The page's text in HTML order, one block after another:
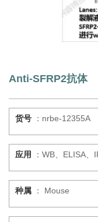
Anti-SFRP2抗体
货号 ：nrbe-12355A
应用 ：WB、ELISA、
种属 ： Mouse